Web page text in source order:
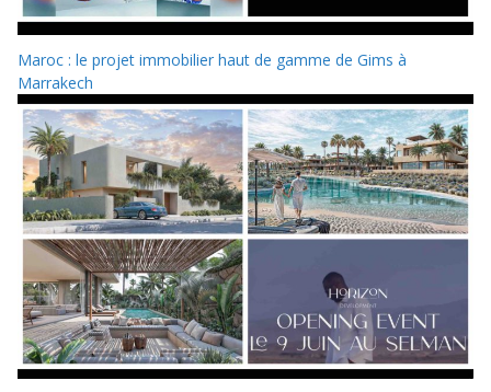
Maroc : le projet immobilier haut de gamme de Gims à
Marrakech